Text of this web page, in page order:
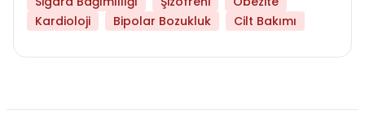
Kardioloji
Bipolar Bozukluk Cilt Bakımı